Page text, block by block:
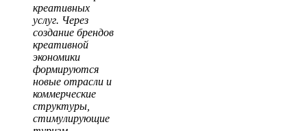
креативных
услуг. Через
создание брендов
креативной
экономики
формируются
новые отрасли и
коммерческие
структуры,
стимулирующие